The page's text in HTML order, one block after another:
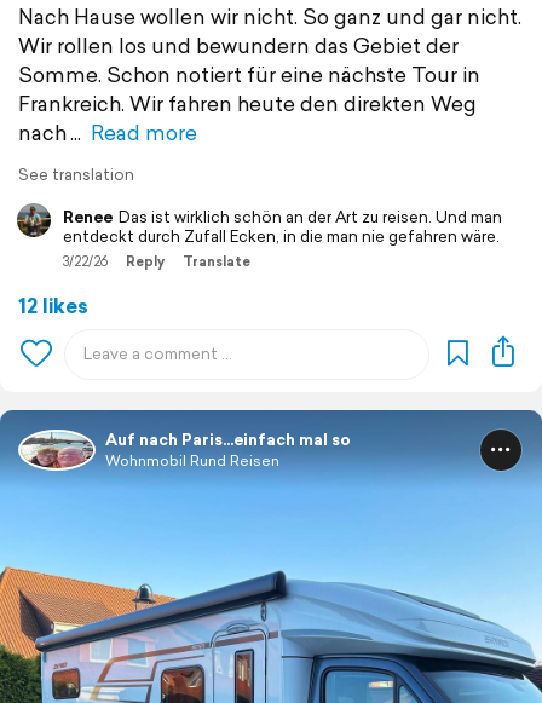
Nach Hause wollen wir nicht. So ganz und gar nicht.
Wir rollen los und bewundern das Gebiet der
Somme. Schon notiert für eine nächste Tour in
Frankreich. Wir fahren heute den direkten Weg
nach
Read more
See translation
Renee Das ist wirklich schön an der Art zu reisen. Und man
entdeckt durch Zufall Ecken, in die man nie gefahren wäre.
3/22/26 Reply Translate
12 likes
Auf nach Paris…einfach mal so
Wohnmobil Rund Reisen